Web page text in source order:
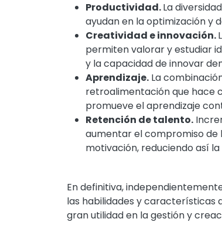
Productividad.La
ayudan en la optimización y
Creatividad e innovación.
permiten valorar y estudiar
y la capacidad de innovar
Aprendizaje. La
retroalimentación que hace
promueve el aprendizaje
Retención de talento.
aumentar el compromiso de
motivación, reduciendo así
En definitiva,
las habilidades y características
gran utilidad en la gestión y